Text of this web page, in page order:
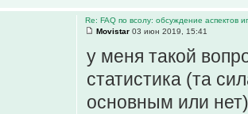
Re: FAQ по всолу: обсуждение аспектов
Movistar 03 июн 2019, 15:41
у меня такой
статистика (та
основным или